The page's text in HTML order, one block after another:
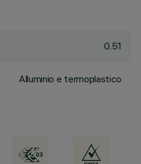
0.51
Alluminio e termoplastico